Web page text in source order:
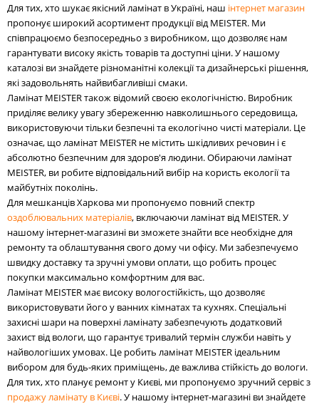
Для тих, хто шукає якісний ламінат в Україні, наш інтернет магазин
пропонує широкий асортимент продукції від MEISTER. Ми
співпрацюємо безпосередньо з виробником, що дозволяє нам
гарантувати високу якість товарів та доступні ціни. У нашому
каталозі ви знайдете різноманітні колекції та дизайнерські рішення,
які задовольнять найвибагливіші смаки.
Ламінат MEISTER також відомий своєю екологічністю. Виробник
приділяє велику увагу збереженню навколишнього середовища,
використовуючи тільки безпечні та екологічно чисті матеріали. Це
означає, що ламінат MEISTER не містить шкідливих речовин і є
абсолютно безпечним для здоров'я людини. Обираючи ламінат
MEISTER, ви робите відповідальний вибір на користь екології та
майбутніх поколінь.
Для мешканців Харкова ми пропонуємо повний спектр
оздоблювальних матеріалів, включаючи ламінат від MEISTER. У
нашому інтернет-магазині ви зможете знайти все необхідне для
ремонту та облаштування свого дому чи офісу. Ми забезпечуємо
швидку доставку та зручні умови оплати, що робить процес
покупки максимально комфортним для вас.
Ламінат MEISTER має високу вологостійкість, що дозволяє
використовувати його у ванних кімнатах та кухнях. Спеціальні
захисні шари на поверхні ламінату забезпечують додатковий
захист від вологи, що гарантує тривалий термін служби навіть у
найвологіших умовах. Це робить ламінат MEISTER ідеальним
вибором для будь-яких приміщень, де важлива стійкість до вологи.
Для тих, хто планує ремонт у Києві, ми пропонуємо зручний сервіс з
продажу ламінату в Києві. У нашому інтернет-магазині ви знайдете